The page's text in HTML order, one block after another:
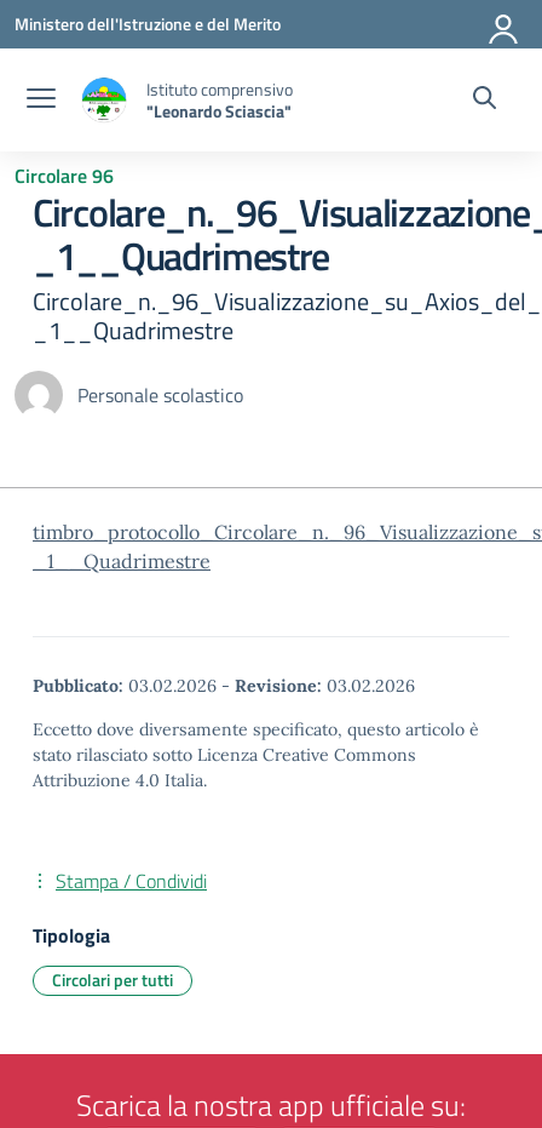
Vai ai contenuti
Vai al menu di navigazione
Vai al footer
Ministero dell'Istruzione e del Merito
Istituto comprensivo
"Leonardo Sciascia"
Circolare 96
_1__Quadrimestre
_1__Quadrimestre
Personale scolastico
_1__Quadrimestre
Pubblicato: 03.02.2026 - Revisione: 03.02.2026
Eccetto dove diversamente specificato, questo articolo è
stato rilasciato sotto Licenza Creative Commons
Attribuzione 4.0 Italia.
Stampa / Condividi
Tipologia
Circolari per tutti
Scarica la nostra app ufficiale su: